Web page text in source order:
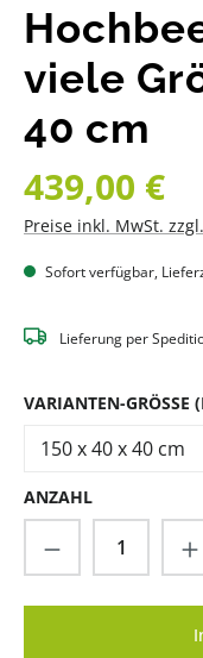
viele
40 cm
Regulärer Preis:
439,00 €
Preise inkl. MwSt.
Sofort verfügbar,
Lieferung per
VARIANTEN-GRÖSSE
ANZAHL
Produkt